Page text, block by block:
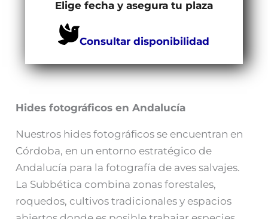
Elige fecha y asegura tu plaza
Consultar disponibilidad
Hides fotográficos en Andalucía
Nuestros hides fotográficos se encuentran en
Córdoba, en un entorno estratégico de
Andalucía para la fotografía de aves salvajes.
La Subbética combina zonas forestales,
roquedos, cultivos tradicionales y espacios